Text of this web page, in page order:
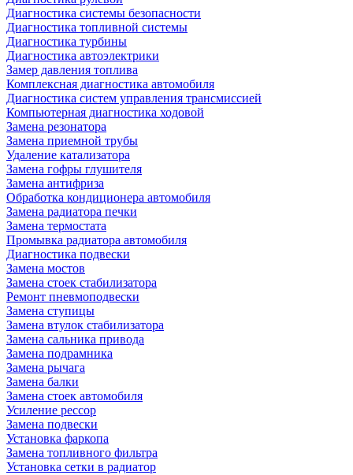
Диагностика системы безопасности
Диагностика топливной системы
Диагностика турбины
Диагностика автоэлектрики
Замер давления топлива
Комплексная диагностика автомобиля
Диагностика систем управления трансмиссией
Компьютерная диагностика ходовой
Замена резонатора
Замена приемной трубы
Удаление катализатора
Замена гофры глушителя
Замена антифриза
Обработка кондиционера автомобиля
Замена радиатора печки
Замена термостата
Промывка радиатора автомобиля
Диагностика подвески
Замена мостов
Замена стоек стабилизатора
Ремонт пневмоподвески
Замена ступицы
Замена втулок стабилизатора
Замена сальника привода
Замена подрамника
Замена рычага
Замена балки
Замена стоек автомобиля
Усиление рессор
Замена подвески
Установка фаркопа
Замена топливного фильтра
Установка сетки в радиатор